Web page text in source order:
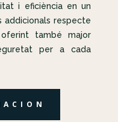
i eficiència en un
respecte
també major
per a cada